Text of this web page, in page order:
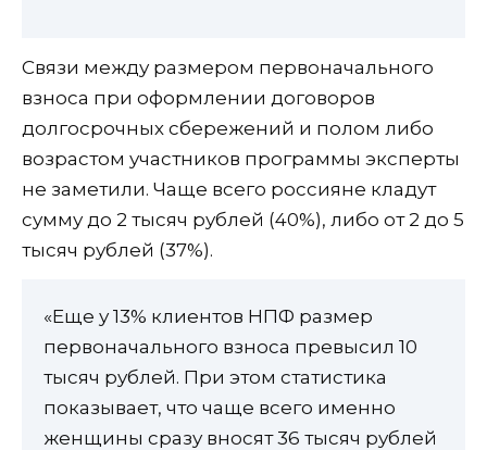
Связи между размером первоначального
взноса при оформлении договоров
долгосрочных сбережений и полом либо
возрастом участников программы эксперты
не заметили. Чаще всего россияне кладут
сумму до 2 тысяч рублей (40%), либо от 2 до 5
тысяч рублей (37%).
«Еще у 13% клиентов НПФ размер
первоначального взноса превысил 10
тысяч рублей. При этом статистика
показывает, что чаще всего именно
женщины сразу вносят 36 тысяч рублей